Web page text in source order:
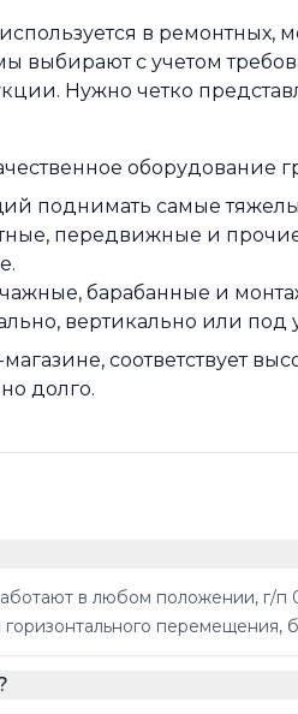
в ремонтных,
выбирают с учетом
Нужно четко
поднимать самые
передвижные и
барабанные и
вертикально или под
соответствует
долго.
в любом положении, г/